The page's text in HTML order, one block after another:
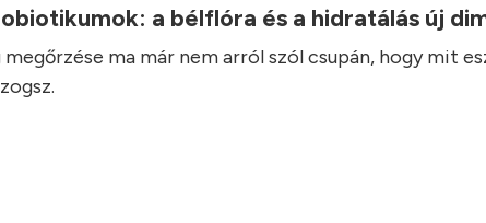
a bélflóra és a hidratálás új
megőrzése ma már nem arról szól csupán, hogy mit